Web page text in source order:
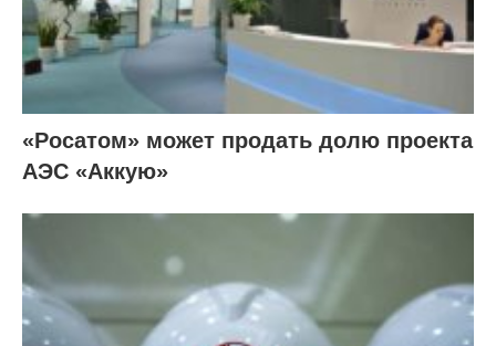
«Росатом» может продать долю проекта
АЭС «Аккую»